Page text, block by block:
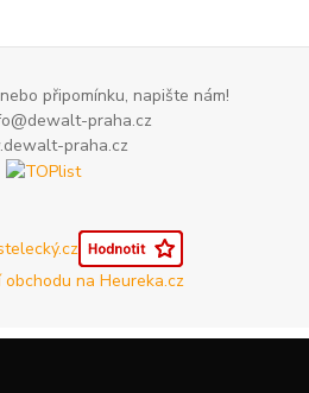
připomínku, napište nám!
praha.cz
praha.cz